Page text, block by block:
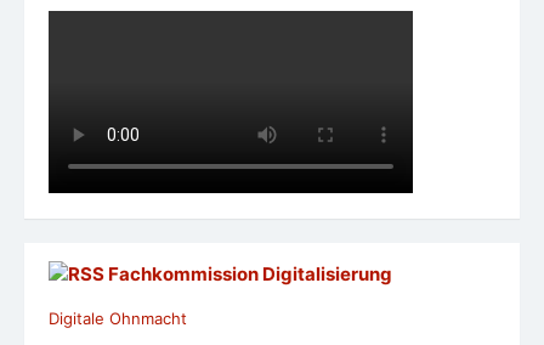
Fachkommission Digitalisierung
Digitale Ohnmacht